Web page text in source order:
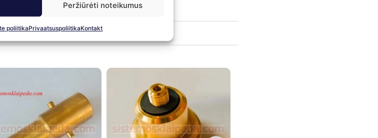
Peržiūrėti noteikumus
poliitikaPrivaatsuspoliitikaKontakt